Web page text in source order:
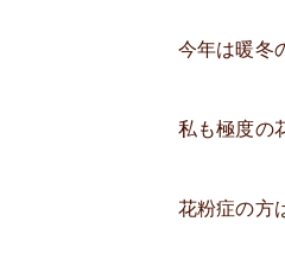
今年は暖冬
私も極度の
花粉症の方